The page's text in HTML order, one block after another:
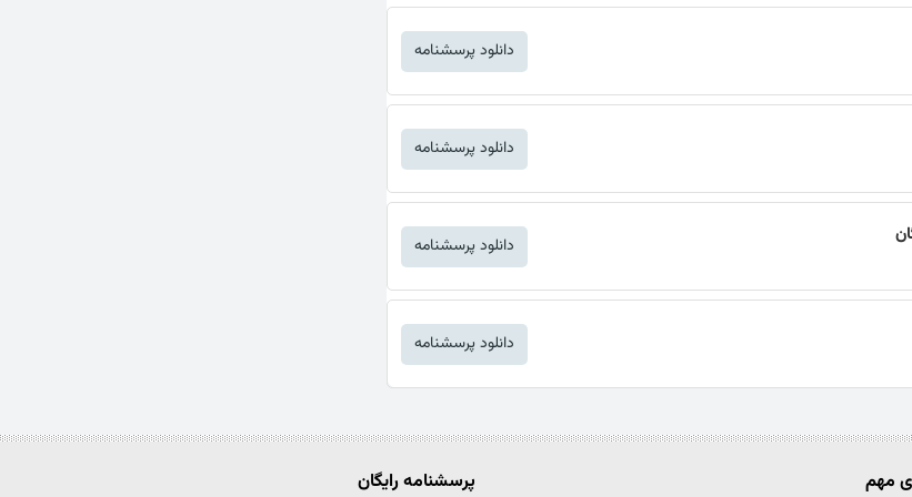
دانلود پرسشنامه
دانلود پرسشنامه
دانلود پرسشنامه
دانلود پرسشنامه
مهم پرسشنامه رایگان